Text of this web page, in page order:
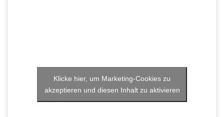
Klicke hier, um Marketing-Cookies zu
akzeptieren und diesen Inhalt zu aktivieren